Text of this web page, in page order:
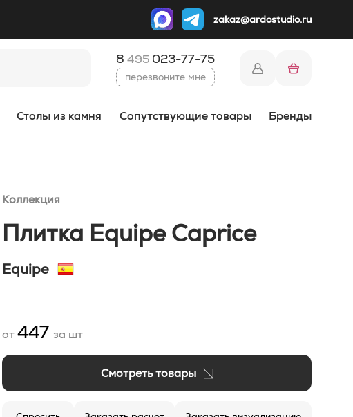
zakaz@ardostudio.ru
8 495 023-77-75
перезвоните мне
Столы из камня Сопутствующие товары Бренды
Коллекция
Плитка Equipe Caprice
Equipe
от447 за шт
Смотреть товары